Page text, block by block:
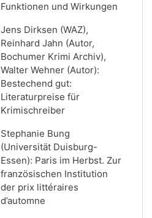
Funktionen und Wirkungen
Jens Dirksen (WAZ),
Reinhard Jahn (Autor,
Bochumer Krimi Archiv),
Walter Wehner (Autor):
Bestechend gut:
Literaturpreise für
Krimischreiber
Stephanie Bung
(Universität Duisburg-
Essen): Paris im Herbst. Zur
französischen Institution
der prix littéraires
d’automne